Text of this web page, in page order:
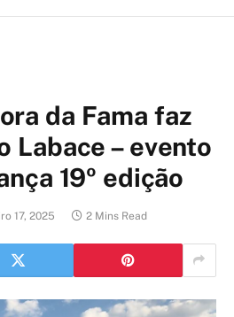
da Fama faz
Labace – evento
19º edição
17, 2025 2 Mins Read